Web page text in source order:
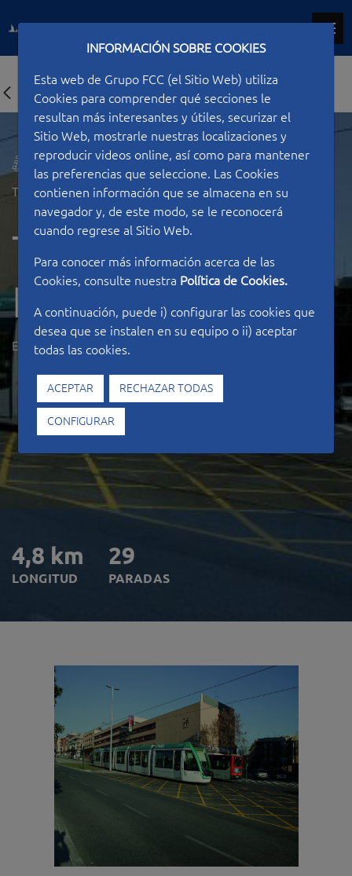
INFORMACIÓN SOBRE COOKIES
Esta web de Grupo FCC (el Sitio Web) utiliza
Cookies para comprender qué secciones le
resultan más interesantes y útiles, securizar el
Sitio Web, mostrarle nuestras localizaciones y
reproducir videos online, así como para mantener
las preferencias que seleccione. Las Cookies
contienen información que se almacena en su
navegador y, de este modo, se le reconocerá
cuando regrese al Sitio Web.
Para conocer más información acerca de las
Cookies, consulte nuestra Política de Cookies.
A continuación, puede i) configurar las cookies que
desea que se instalen en su equipo o ii) aceptar
todas las cookies.
ACEPTAR RECHAZAR TODAS
CONFIGURAR
Tipo de construcción Ferroviarias
Tranvía Baix-
Llobregat
ESPAÑA
4,8 km
LONGITUD
29
PARADAS